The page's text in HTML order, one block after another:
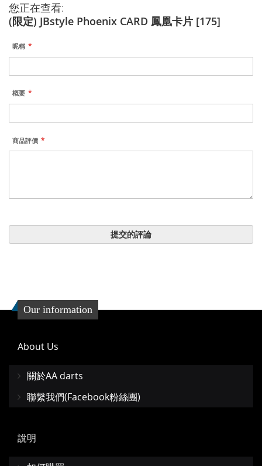
您正在查看:
(限定) JBstyle Phoenix CARD 鳳凰卡片 [175]
昵稱
概要
商品評價
提交的評論
Our information
About Us
關於AA darts
聯繫我們(Facebook粉絲團)
說明